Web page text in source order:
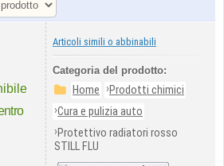
Articoli simili o abbinabili
Categoria del prodotto:
Home ›Prodotti chimici
›Cura e pulizia auto
›Protettivo radiatori rosso
STILL FLU